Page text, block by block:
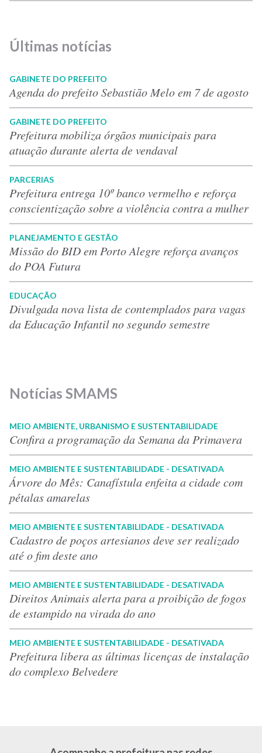
Últimas notícias
GABINETE DO PREFEITO
Agenda do prefeito Sebastião Melo em 7 de agosto
GABINETE DO PREFEITO
Prefeitura mobiliza órgãos municipais para
atuação durante alerta de vendaval
PARCERIAS
Prefeitura entrega 10º banco vermelho e reforça
conscientização sobre a violência contra a mulher
PLANEJAMENTO E GESTÃO
Missão do BID em Porto Alegre reforça avanços
do POA Futura
EDUCAÇÃO
Divulgada nova lista de contemplados para vagas
da Educação Infantil no segundo semestre
Notícias SMAMS
MEIO AMBIENTE, URBANISMO E SUSTENTABILIDADE
Confira a programação da Semana da Primavera
MEIO AMBIENTE E SUSTENTABILIDADE - DESATIVADA
Árvore do Mês: Canafístula enfeita a cidade com
pétalas amarelas
MEIO AMBIENTE E SUSTENTABILIDADE - DESATIVADA
Cadastro de poços artesianos deve ser realizado
até o fim deste ano
MEIO AMBIENTE E SUSTENTABILIDADE - DESATIVADA
Direitos Animais alerta para a proibição de fogos
de estampido na virada do ano
MEIO AMBIENTE E SUSTENTABILIDADE - DESATIVADA
Prefeitura libera as últimas licenças de instalação
do complexo Belvedere